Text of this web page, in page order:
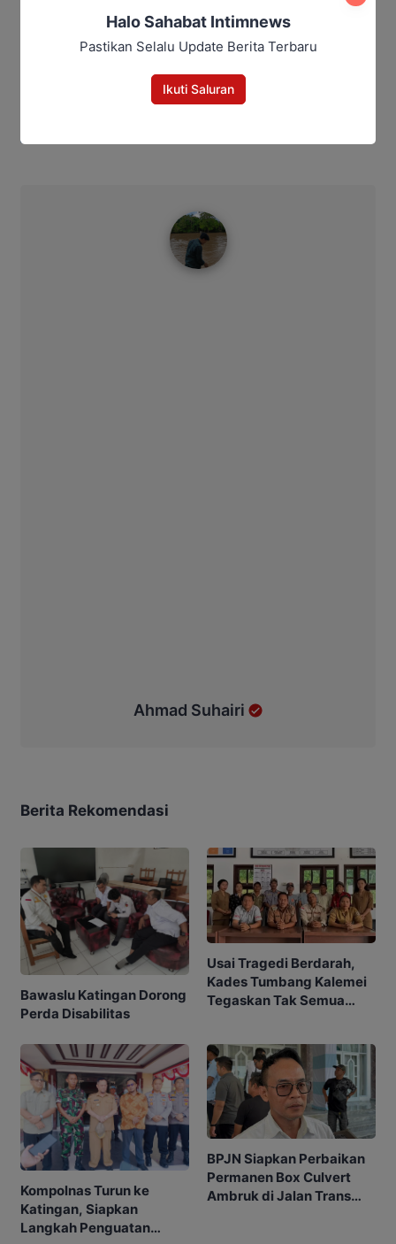
Aiptu Sumariyanto Keluarga korban
Satresnarkoba Polres Katingan
Ahmad Suhairi
Berita Rekomendasi
Bawaslu Katingan Dorong
Perda Disabilitas
Usai Tragedi Berdarah,
Kades Tumbang Kalemei
Tegaskan Tak Semua
Kompolnas Turun ke
Katingan, Siapkan
Langkah Penguatan
BPJN Siapkan Perbaikan
Permanen Box Culvert
Ambruk di Jalan Trans
Halo Sahabat Intimnews
Pastikan Selalu Update Berita Terbaru
Ikuti Saluran